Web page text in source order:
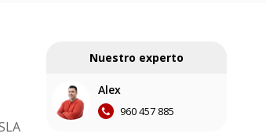
Nuestro experto
Alex
960 457 885